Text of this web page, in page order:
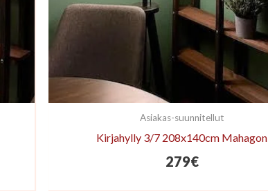
Asiakas-suunnitellut
Kirjahylly 3/7 208x140cm Mahagon
279€